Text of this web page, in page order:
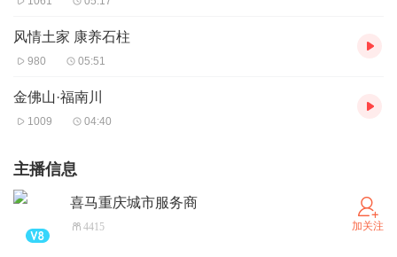
风情土家 康养石柱
980 05:51
金佛山·福南川
1009 04:40
主播信息
喜马重庆城市服务商
4415 加关注